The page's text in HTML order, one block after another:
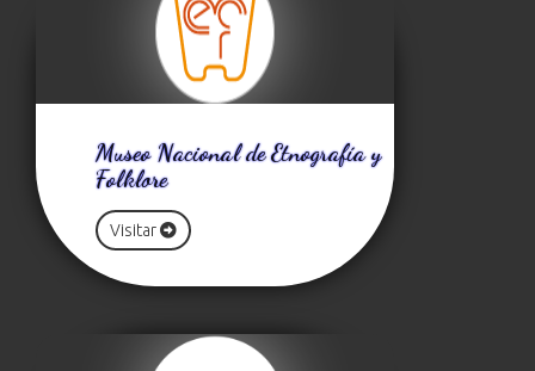
Museo Nacional de Etnografía y
Folklore
Visitar